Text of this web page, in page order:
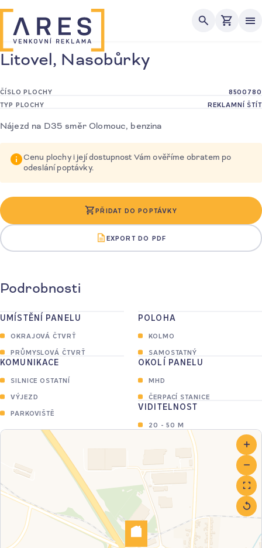
Litovel, Nasobůrky
ČÍSLO PLOCHY
8500780
TYP PLOCHY
REKLAMNÍ ŠTÍT
Nájezd na D35 směr Olomouc, benzina
Cenu plochy i její dostupnost Vám ověříme obratem po
odeslání poptávky.
PŘIDAT DO POPTÁVKY
EXPORT DO PDF
Podrobnosti
UMÍSTĚNÍ PANELU
OKRAJOVÁ ČTVRŤ
PRŮMYSLOVÁ ČTVRŤ
KOMUNIKACE
SILNICE OSTATNÍ
VÝJEZD
PARKOVIŠTĚ
POLOHA
KOLMO
SAMOSTATNÝ
OKOLÍ PANELU
MHD
ČERPACÍ STANICE
VIDITELNOST
20 - 50 M